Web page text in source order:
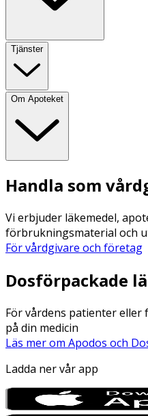
Tjänster
Om Apoteket
Handla som
Vi erbjuder läkemedel,
förbrukningsmaterial och
För vårdgivare och företag
Dosförpackade
För vårdens patienter
på din medicin
Läs mer om Apodos och
Ladda ner vår app